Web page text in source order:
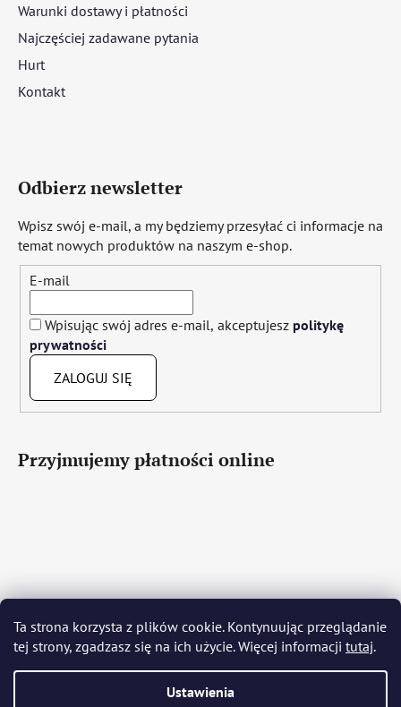
Ta strona korzysta z plików cookie. Kontynuując przeglądanie
tej strony, zgadzasz się na ich użycie. Więcej informacji tutaj.
Ustawienia
Warunki dostawy i płatności
Najczęściej zadawane pytania
Hurt
Kontakt
Odbierz newsletter
Wpisz swój e-mail, a my będziemy przesyłać ci informacje na
temat nowych produktów na naszym e-shop.
E-mail
Wpisując swój adres e-mail, akceptujesz politykę
prywatności
ZALOGUJ SIĘ
Przyjmujemy płatności online
Język polski Română Italiano Español
Français
Português Български Hrvatski Slovenščina Srpski
Nederlands Українська Ελληνικά Svenska Dansk